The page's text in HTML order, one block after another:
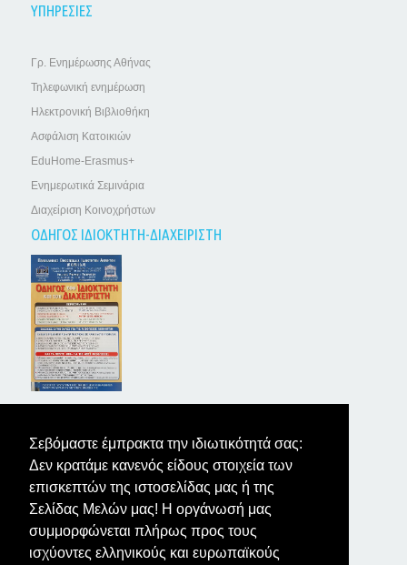
Σεβόμαστε έμπρακτα την ιδιωτικότητά σας:
Δεν κρατάμε κανενός είδους στοιχεία των
επισκεπτών της ιστοσελίδας μας ή της
Σελίδας Μελών μας! Η οργάνωσή μας
συμμορφώνεται πλήρως προς τους
ισχύοντες ελληνικούς και ευρωπαϊκούς
ΥΠΗΡΕΣΙΕΣ
Γρ. Ενημέρωσης Αθήνας
Τηλεφωνική ενημέρωση
Ηλεκτρονική Βιβλιοθήκη
Ασφάλιση Κατοικιών
EduHome-Erasmus+
Ενημερωτικά Σεμινάρια
Διαχείριση Κοινοχρήστων
ΟΔΗΓΟΣ ΙΔΙΟΚΤΗΤΗ-ΔΙΑΧΕΙΡΙΣΤΗ
ΤΑ ΝΕΑ ΤΩΝ ΙΔΙΟΚΤΗΤΩΝ